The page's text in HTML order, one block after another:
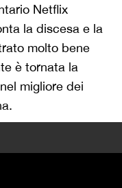
Netflix
la discesa e la
molto bene
è tornata la
migliore dei